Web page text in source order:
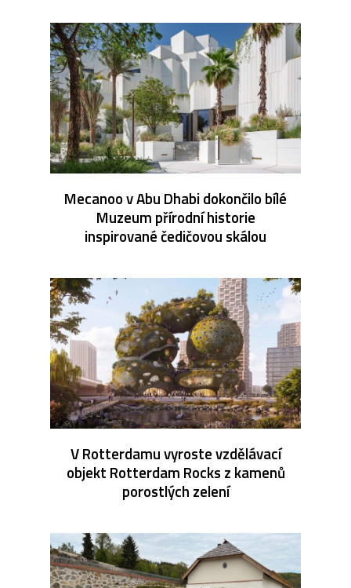
Mecanoo v Abu Dhabi dokončilo bílé
Muzeum přírodní historie
inspirované čedičovou skálou
V Rotterdamu vyroste vzdělávací
objekt Rotterdam Rocks z kamenů
porostlých zelení